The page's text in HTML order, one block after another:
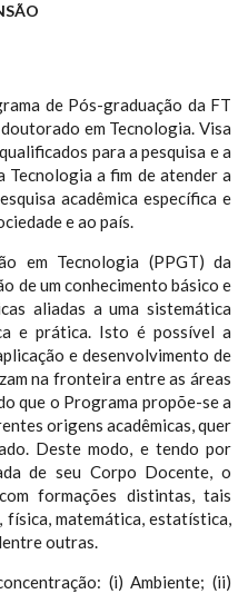
de Pós-graduação da FT
em Tecnologia. Visa
para a pesquisa e a
Tecnologia a fim de atender a
acadêmica específica e
e ao país.
em Tecnologia (PPGT) da
de um conhecimento básico e
aliadas a uma sistemática
e prática. Isto é possível a
e desenvolvimento de
na fronteira entre as áreas
que o Programa propõe-se a
origens acadêmicas, quer
Deste modo, e tendo por
de seu Corpo Docente, o
formações distintas, tais
matemática, estatística,
outras.
(i) Ambiente; (ii)